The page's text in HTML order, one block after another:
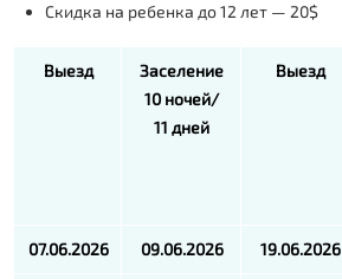
Скидка на ребенка до 12 лет — 20$
Выезд
Заселение
10 ночей/
11 дней
Выезд
07.06.2026 09.06.2026 19.06.2026